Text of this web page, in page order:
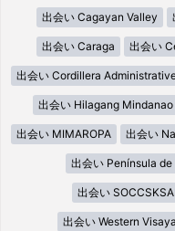
出会い Cagayan Valley
出会い Caraga 出会い
出会い Cordillera
出会い Hilagang Mindanao
出会い MIMAROPA 出会い
出会い Península
出会い
出会い Western